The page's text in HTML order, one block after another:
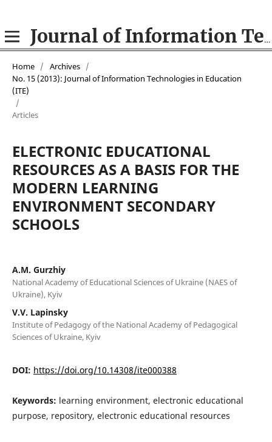
Journal of Information Technologies in Education (ITE)
Home / Archives /
No. 15 (2013): Journal of Information Technologies in Education
(ITE)
/
Articles
ELECTRONIC EDUCATIONAL
RESOURCES AS A BASIS FOR THE
MODERN LEARNING
ENVIRONMENT SECONDARY
SCHOOLS
A.M. Gurzhiy
National Academy of Educational Sciences of Ukraine (NAES of
Ukraine), Kyiv
V.V. Lapinsky
Institute of Pedagogy of the National Academy of Pedagogical
Sciences of Ukraine, Kyiv
DOI: https://doi.org/10.14308/ite000388
Keywords: learning environment, electronic educational
purpose, repository, electronic educational resources